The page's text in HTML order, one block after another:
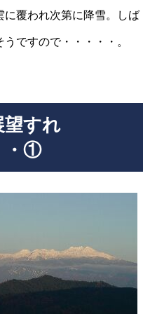
Mt.Norikuradake Weekly ’11-30
雷鳥注目されてます。
ライチョウの今は・・・
に覆われ次第に降雪。しば
ですので・・・・・。
望すれ
・①